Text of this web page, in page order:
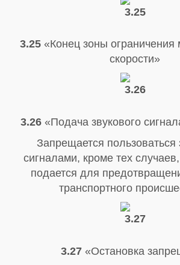
3.25«Конец зоны ограничения
скорости»
3.26 «Подача звукового
Запрещается пользоваться
сигналами, кроме тех
подается для
транспортного
3.27 «Остановка